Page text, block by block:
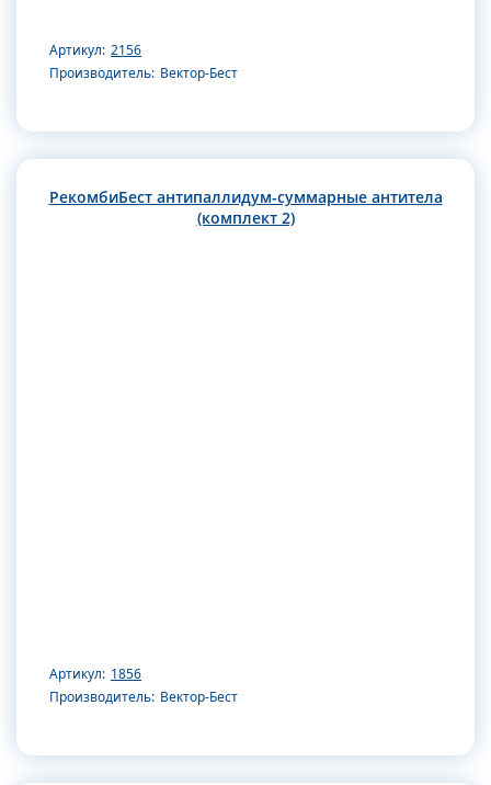
Артикул: 2156
Производитель: Вектор-Бест
РекомбиБест антипаллидум-суммарные антитела
(комплект 2)
Артикул: 1856
Производитель: Вектор-Бест